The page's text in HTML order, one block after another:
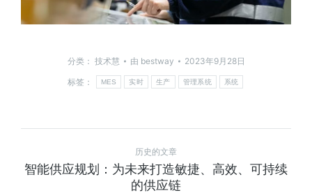
分类： 技术慧 由 bestway
2023年9月28日
标签：
MES 实时 生产 管理系统 系统
历史的文章
智能供应规划：为未来打造敏捷、高效、可持续
的供应链